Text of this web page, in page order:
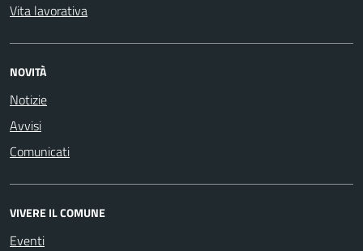
Vita lavorativa
NOVITÀ
Notizie
Avvisi
Comunicati
VIVERE IL COMUNE
Eventi